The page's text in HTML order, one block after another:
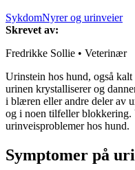
SykdomNyrer og urinveier
Skrevet av:
Fredrikke Sollie • Veterinær
Urinstein hos hund, også
urinen krystalliserer og
i blæren eller andre deler av
og i noen tilfeller blokkering.
urinveisproblemer hos hund.
Symptomer på